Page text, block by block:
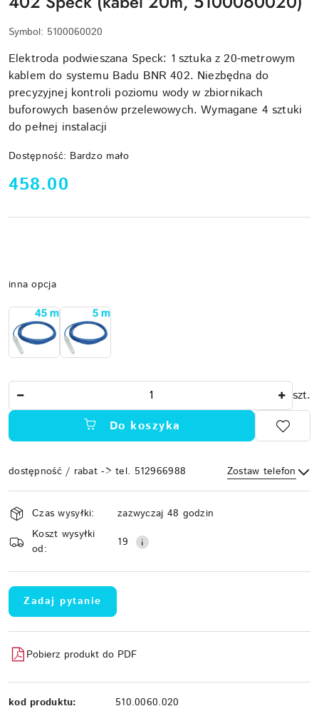
Symbol: 5100060020
Elektroda podwieszana Speck: 1 sztuka z 20-metrowym
kablem do systemu Badu BNR 402. Niezbędna do
precyzyjnej kontroli poziomu wody w zbiornikach
buforowych basenów przelewowych. Wymagane 4 sztuki
do pełnej instalacji
Dostępność: Bardzo mało
cena:
458.00
Wariant
inna opcja
szt.
Do koszyka
dostępność / rabat -> tel. 512966988 Zostaw telefon
Wyślij
Dostępność
i
dostawa
Czas wysyłki:
zazwyczaj 48 godzin
Koszt wysyłki
od:
19
Zadaj pytanie
Pobierz produkt do PDF
kod produktu: 510.0060.020